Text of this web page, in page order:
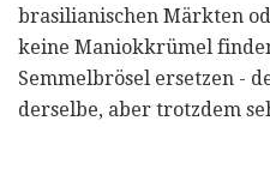
brasilianischen Märkten
keine Maniokkrümel
Semmelbrösel ersetzen -
derselbe, aber trotzdem